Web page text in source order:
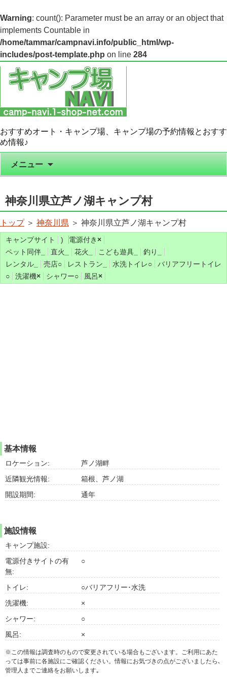
Warning: count(): Parameter must be an array or an object that
implements Countable in
/home/tammar/campnavi.info/public_html/wp-
includes/post-template.php on line 284
おすすめオート・キャンプ場、キャンプ場の予約情報とおすす
め情報♪
メニュー
神奈川県立芦ノ湖キャンプ村
トップ＞ 神奈川県 ＞ 神奈川県立芦ノ湖キャンプ村
キャンプサイト ) 電源付き ×
ペット同伴
直火 花火 こども遊具 釣り
レンタル
売店○ レストラン 水洗トイレ○
バリアフリートイレ
○
洗濯機× シャワー○ 風呂×
基本情報
ロケーション:
芦ノ湖畔
近隣観光情報:
箱根、芦ノ湖
開設期間:
通年
施設情報
キャンプ施設:
電源付きサイトの有
無:
○
トイレ:
○バリアフリー･水洗
洗濯機:
×
シャワー:
○
風呂:
×
※この情報は調査時のもので変更されている場合もございます。ご利用にあた
っては事前に各施設にご確認ください。情報にお気づきの点がございましたら､
管理人までご連絡をお願いします｡